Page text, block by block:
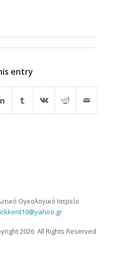
entry
Ογκολογικό Ιατρείο
2026All Rights Reserved